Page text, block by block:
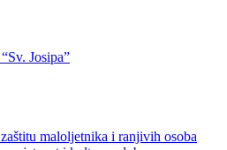
Josipa”
maloljetnika i ranjivih osoba